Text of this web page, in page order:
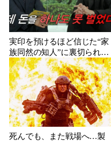
実印を預けるほど信じた“家
族同然の知人”に裏切られ
た…収益9対1、10年間の奴
隷契約で人生が一変
死んでも、また戦場へ…製